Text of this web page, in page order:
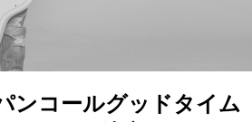
ンコールグッドタイム